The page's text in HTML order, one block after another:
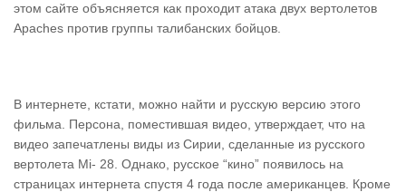
этом сайте объясняется как проходит атака двух вертолетов
Аpaches против группы талибанских бойцов.
В интернете, кстати, можно найти и русскую версию этого
фильма. Персона, поместившая видео, утверждает, что на
видео запечатлены виды из Сирии, сделанные из русского
вертолета Mi- 28. Однако, русское “кино” появилось на
страницах интернета спустя 4 года после американцев. Кроме